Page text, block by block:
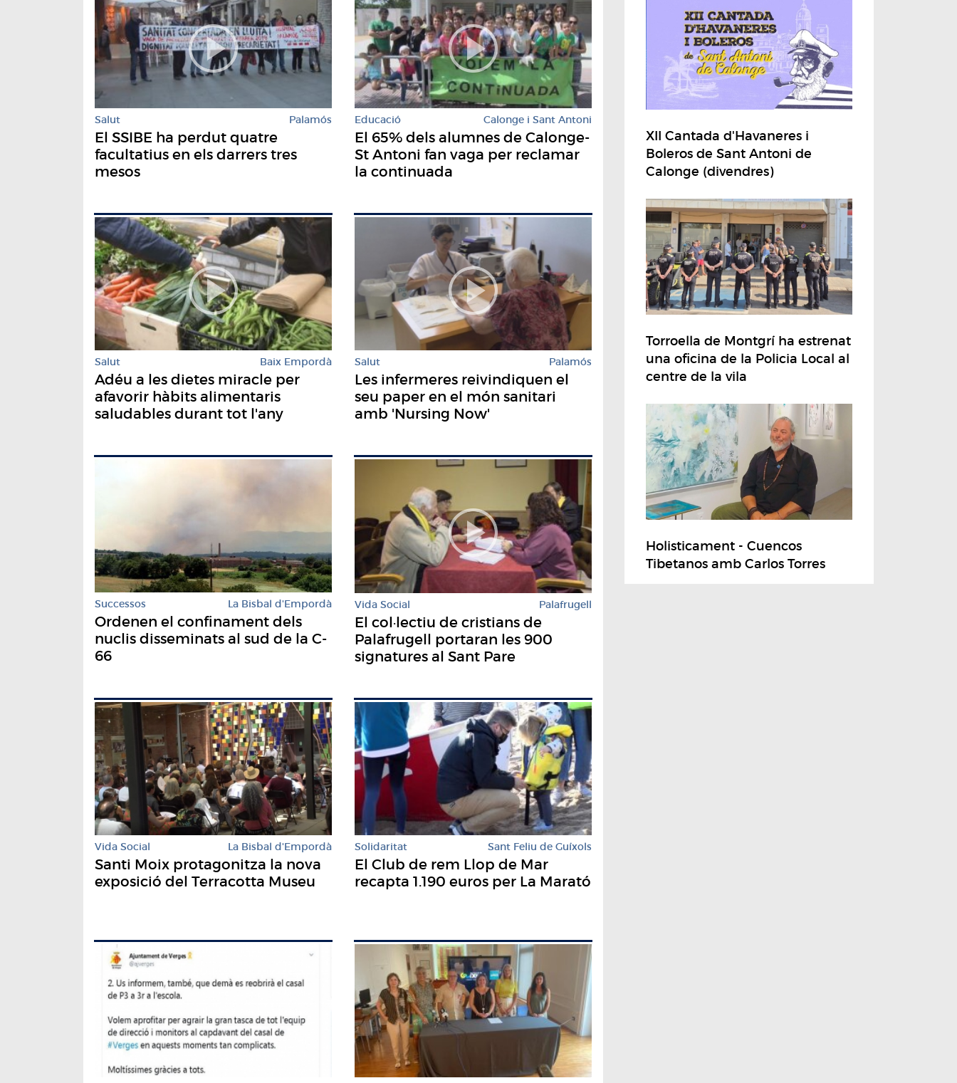
Salut Palamós
El SSIBE ha perdut quatre
facultatius en els darrers tres
mesos
Educació Calonge i Sant Antoni
El 65% dels alumnes de Calonge-
St Antoni fan vaga per reclamar
la continuada
Salut Baix Empordà
Adéu a les dietes miracle per
afavorir hàbits alimentaris
saludables durant tot l'any
Salut Palamós
Les infermeres reivindiquen el
seu paper en el món sanitari
amb 'Nursing Now'
Successos La Bisbal d'Empordà
Ordenen el confinament dels
nuclis disseminats al sud de la C-
66
Vida Social Palafrugell
El col·lectiu de cristians de
Palafrugell portaran les 900
signatures al Sant Pare
Vida Social La Bisbal d'Empordà
Santi Moix protagonitza la nova
exposició del Terracotta Museu
Solidaritat Sant Feliu de Guíxols
El Club de rem Llop de Mar
recapta 1.190 euros per La Marató
XII Cantada d'Havaneres i
Boleros de Sant Antoni de
Calonge (divendres)
Torroella de Montgrí ha estrenat
una oficina de la Policia Local al
centre de la vila
Holisticament - Cuencos
Tibetanos amb Carlos Torres